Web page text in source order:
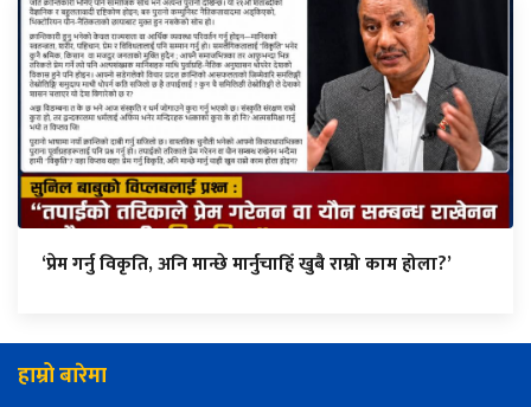
‘प्रेम गर्नु विकृति, अनि मान्छे मार्नुचाहिँ खुबै राम्रो काम होला?’
हाम्रो बारेमा